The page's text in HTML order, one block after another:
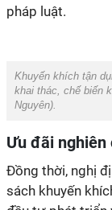
pháp luật.
Khuyến khích tận
khai thác, chế biến
Nguyên).
Ưu đãi nghiên
Đồng thời, nghị
sách khuyến